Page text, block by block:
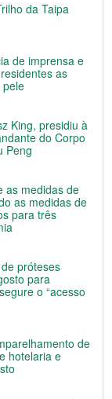
da Taipa
de imprensa e
as
pele
King, presidiu à
do Corpo
Peng
as medidas de
as medidas de
para três
próteses
para
o “acesso
de
hotelaria e